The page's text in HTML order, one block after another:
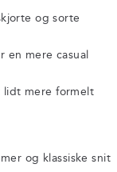
og sorte
en mere casual
mere formelt
og klassiske snit